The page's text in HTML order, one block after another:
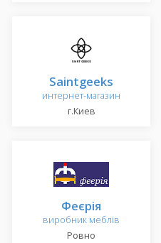
Saintgeeks
интернет-магазин
г.Киев
Феєрія
виробник меблів
Ровно